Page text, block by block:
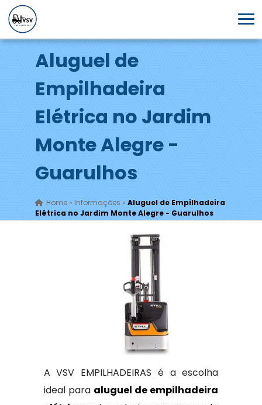
Aluguel de
Empilhadeira
Elétrica no Jardim
Monte Alegre -
Guarulhos
Home» Informações » Aluguel de Empilhadeira
Elétrica no Jardim Monte Alegre - Guarulhos
A VSV EMPILHADEIRAS é a escolha
ideal para aluguel de empilhadeira